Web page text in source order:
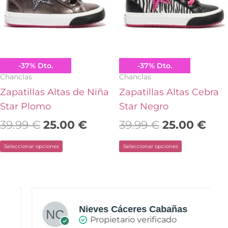
-37% Dto.
Conguitos
Chanclas
Zapatillas Altas de Niña
Star Plomo
39.99€
39.99 €.
25.00 €
25.00 €.
Seleccionar opciones
variantes.
Las
pueden
elegir
en
la
página
producto
-37% Dto.
Conguitos
Chanclas
Zapatillas Altas Cebra
Star Negro
39.99€
39.99 €.
25.00 €
Seleccionar opciones
variantes.
Las
pueden
elegir
en
la
página
producto
Nieves Cáceres Cabañas
Propietario verificado